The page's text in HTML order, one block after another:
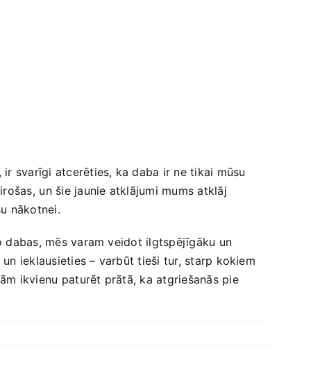
ir svarīgi atcerēties, ka daba ir ne tikai mūsu
⁢un šie jaunie atklājumi​ mums atklāj
nākotnei.
mēs varam veidot ilgtspējīgāku ‌un
ieklausieties – varbūt tieši tur, starp kokiem
ikvienu⁤ paturēt ‍prātā, ka ‌atgriešanās ⁢pie